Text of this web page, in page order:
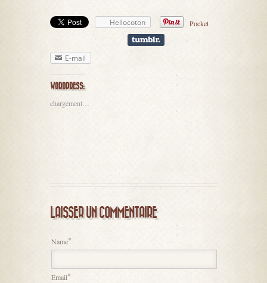
Hellocoton Pocket
E-mail
WORDPRESS:
chargement…
LAISSER UN COMMENTAIRE
Name*
Email*